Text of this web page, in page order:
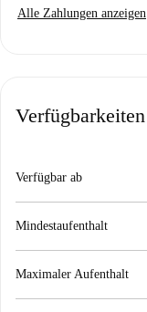
Alle Zahlungen anzeigen
Verfügbarkeiten
Verfügbar ab
Mindestaufenthalt
Maximaler Aufenthalt